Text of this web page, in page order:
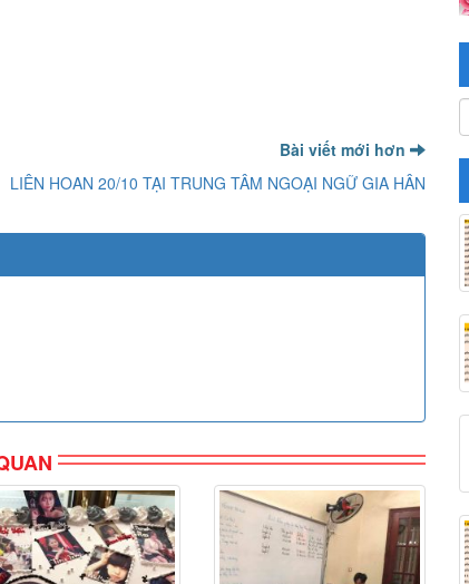
Bài viết mới hơn
LIÊN HOAN 20/10 TẠI TRUNG TÂM NGOẠI NGỮ GIA HÂN